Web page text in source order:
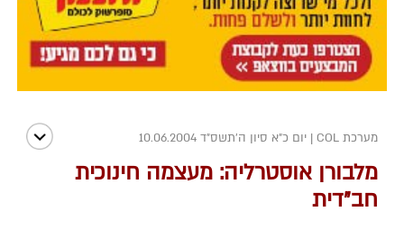
מערכת COL | יום כ"א סיון ה׳תשס״ד 10.06.2004
מלבורן אוסטרליה: מעצמה חינוכית
חב"דית